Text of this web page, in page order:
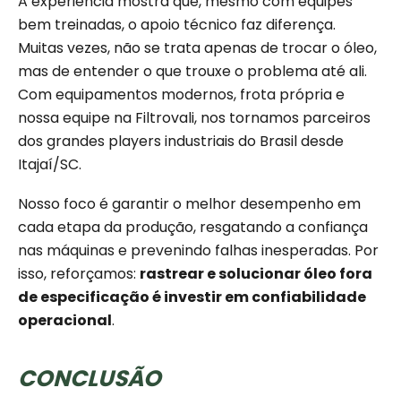
bem treinadas, o apoio técnico faz diferença.
Muitas vezes, não se trata apenas de trocar o óleo,
mas de entender o que trouxe o problema até ali.
Com equipamentos modernos, frota própria e
nossa equipe na Filtrovali, nos tornamos parceiros
dos grandes players industriais do Brasil desde
Itajaí/SC.
Nosso foco é garantir o melhor desempenho em
cada etapa da produção, resgatando a confiança
nas máquinas e prevenindo falhas inesperadas. Por
isso, reforçamos: rastrear e solucionar óleo fora
de especificação é investir em confiabilidade
operacional.
CONCLUSÃO